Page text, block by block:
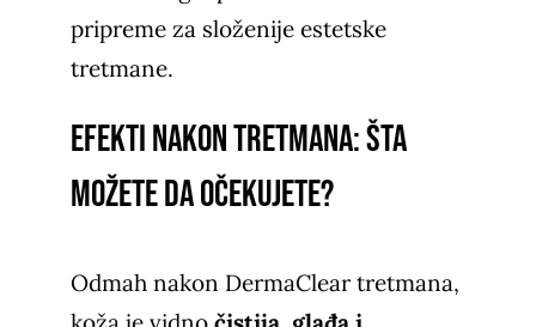
pripreme za složenije estetske
tretmane.
Efekti nakon tretmana: Šta
možete da očekujete?
Odmah nakon DermaClear tretmana,